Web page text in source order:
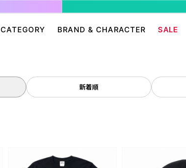
CATEGORY
ワンピース
バッグ
帽子・雑貨
シューズ・靴下
BRAND & CHARACTER
ドラゴンボール
Dr.スランプ アラレちゃん
HARIBO
BETTY BOOP
SALE
新着順